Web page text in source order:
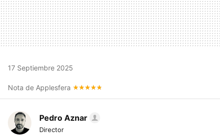
17 Septiembre 2025
Nota de Applesfera
Pedro Aznar
Director